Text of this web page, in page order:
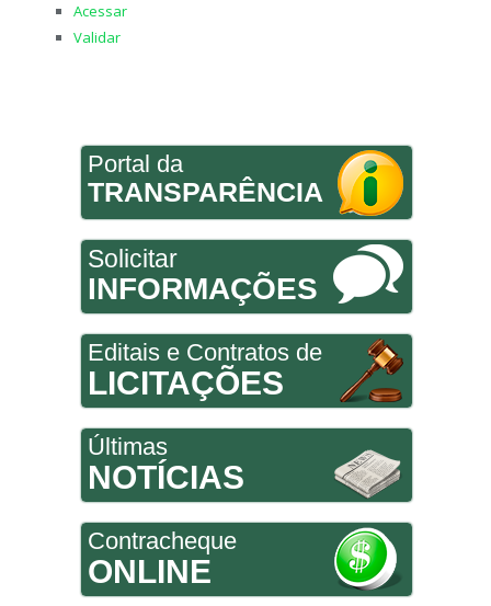
Acessar
Validar
Portal da
TRANSPARÊNCIA
Solicitar
INFORMAÇÕES
Editais e Contratos de
LICITAÇÕES
Últimas
NOTÍCIAS
Contracheque
ONLINE